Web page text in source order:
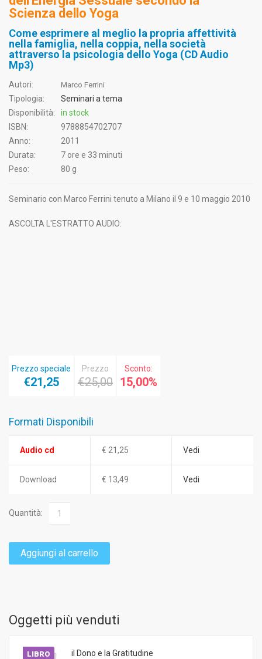
Scienza dello Yoga
Come esprimere al meglio la propria affettività
nella famiglia, nella coppia, nella società
attraverso la psicologia dello Yoga (CD Audio
Mp3)
Autori: Marco Ferrini
Tipologia:
Seminari a tema
Disponibilità:
in stock
ISBN:
9788854702707
Anno:
2011
Durata:
7 ore e 33 minuti
Peso:
80 g
Seminario con Marco Ferrini tenuto a Milano il 9 e 10 maggio 2010
ASCOLTA L'ESTRATTO AUDIO:
Prezzo speciale
€21,25
Prezzo
€25,00
Sconto:
15,00%
Formati Disponibili
Audio cd € 21,25 Vedi
Download € 13,49 Vedi
Quantità:
Aggiungi al carrello
Oggetti più venduti
LIBRO
il Dono e la Gratitudine